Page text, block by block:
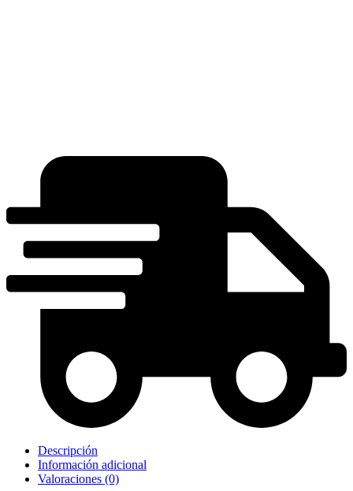
Descripción
Información adicional
Valoraciones (0)